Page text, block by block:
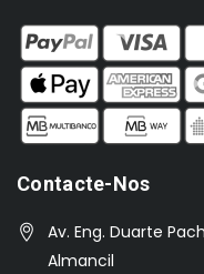
Contacte-Nos
Av. Eng. Duarte
Almancil